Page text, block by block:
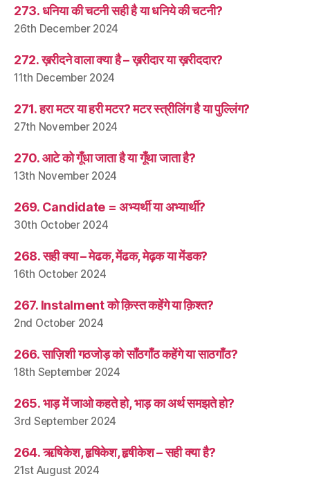
273. धनिया की चटनी सही है या धनिये की चटनी?
26th December 2024
272. ख़रीदने वाला क्या है – ख़रीदार या ख़रीददार?
11th December 2024
271. हरा मटर या हरी मटर? मटर स्त्रीलिंग है या पुल्लिंग?
27th November 2024
270. आटे को गूँधा जाता है या गूँथा जाता है?
13th November 2024
269. Candidate = अभ्यर्थी या अभ्यार्थी?
30th October 2024
268. सही क्या – मेढक, मेंढक, मेढ़क या मेंडक?
16th October 2024
267. Instalment को क़िस्त कहेंगे या क़िश्त?
2nd October 2024
266. साज़िशी गठजोड़ को साँठगाँठ कहेंगे या साठगाँठ?
18th September 2024
265. भाड़ में जाओ कहते हो, भाड़ का अर्थ समझते हो?
3rd September 2024
264. ऋषिकेश, हृषिकेश, हृषीकेश – सही क्या है?
21st August 2024